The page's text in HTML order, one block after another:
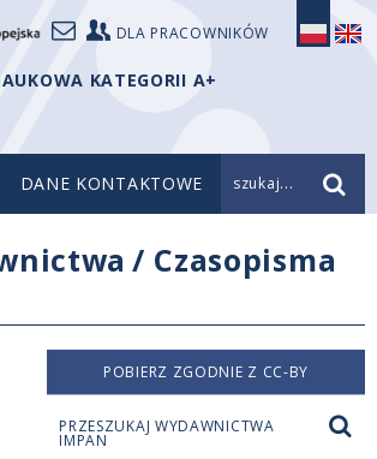
DLA PRACOWNIKÓW
KATEGORII A+
DANE KONTAKTOWE szukaj...
/ Czasopisma
POBIERZ ZGODNIE Z CC-BY
PRZESZUKAJ WYDAWNICTWA
IMPAN